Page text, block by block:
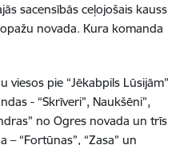
sacensībās ceļojošais kauss
novada. Kura komanda
viesos pie “Jēkabpils Lūsijām”
- “Skrīveri”, Naukšēni”,
no Ogres novada un trīs
“Fortūnas”, “Zasa” un